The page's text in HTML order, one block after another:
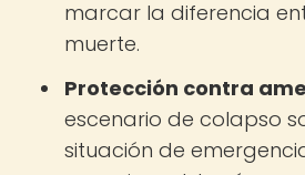
marcar la diferencia
muerte.
Protección contra
escenario de colapso
situación de